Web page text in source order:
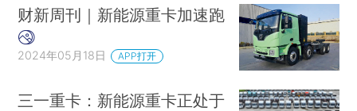
财新周刊｜新能源重卡加速跑
2024年05月18日 APP打开
三一重卡：新能源重卡正处于